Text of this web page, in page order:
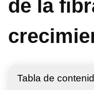
de la
Tabla de